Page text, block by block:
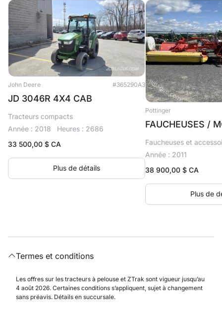
John Deere #365290A3
JD 3046R 4X4 CAB
Tracteurs compacts
Année : 2018
Heures : 2686
33 500,00 $ CA
Plus de détails
Pottinger
FAUCHEUSES /
Faucheuses et
Année : 2011
38 900,00$ CA
Plus de
Termes et conditions
Les offres sur les tracteurs à pelouse et ZTrak sont vigueur jusqu’au
4 août 2026. Certaines conditions s’appliquent, sujet à changement
sans préavis. Détails en succursale.